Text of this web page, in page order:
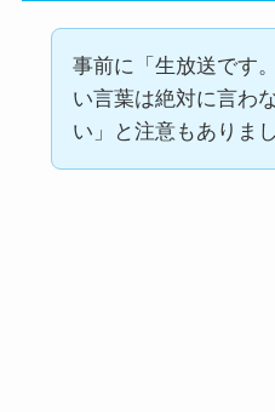
事前に「生放送です
い言葉は絶対に言わ
い」と注意もありま